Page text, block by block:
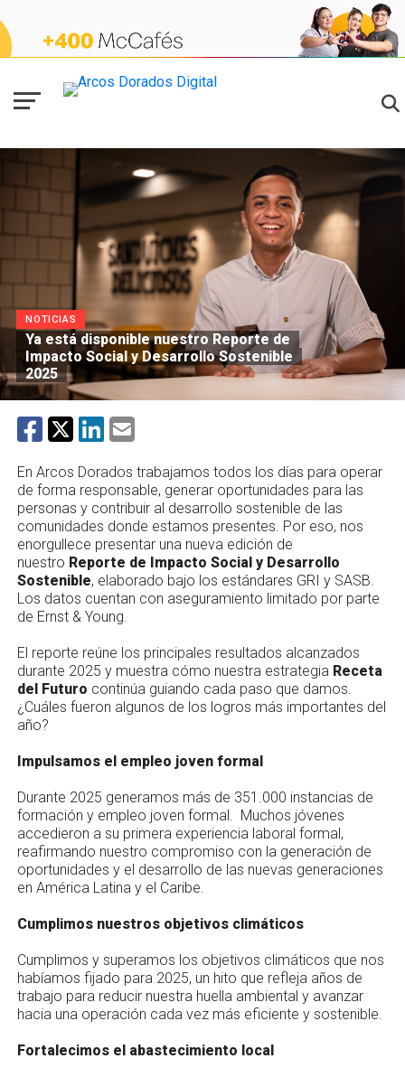
NOTICIAS
Ya está disponible nuestro Reporte de
Impacto Social y Desarrollo Sostenible
2025
En Arcos Dorados trabajamos todos los días para operar
de forma responsable, generar oportunidades para las
personas y contribuir al desarrollo sostenible de las
comunidades donde estamos presentes. Por eso, nos
enorgullece presentar una nueva edición de
nuestro Reporte de Impacto Social y Desarrollo
Sostenible, elaborado bajo los estándares GRI y SASB.
Los datos cuentan con aseguramiento limitado por parte
de Ernst & Young.
El reporte reúne los principales resultados alcanzados
durante 2025 y muestra cómo nuestra estrategia Receta
del Futuro continúa guiando cada paso que damos.
¿Cuáles fueron algunos de los logros más importantes del
año?
Impulsamos el empleo joven formal
Durante 2025 generamos más de 351.000 instancias de
formación y empleo joven formal. Muchos jóvenes
accedieron a su primera experiencia laboral formal,
reafirmando nuestro compromiso con la generación de
oportunidades y el desarrollo de las nuevas generaciones
en América Latina y el Caribe.
Cumplimos nuestros objetivos climáticos
Cumplimos y superamos los objetivos climáticos que nos
habíamos fijado para 2025, un hito que refleja años de
trabajo para reducir nuestra huella ambiental y avanzar
hacia una operación cada vez más eficiente y sostenible.
Fortalecimos el abastecimiento local